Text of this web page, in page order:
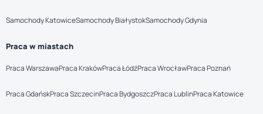
Samochody KatowiceSamochody BiałystokSamochody Gdynia
Praca w miastach
Praca WarszawaPraca KrakówPraca ŁódźPraca WrocławPraca Poznań
Praca GdańskPraca SzczecinPraca BydgoszczPraca LublinPraca Katowice